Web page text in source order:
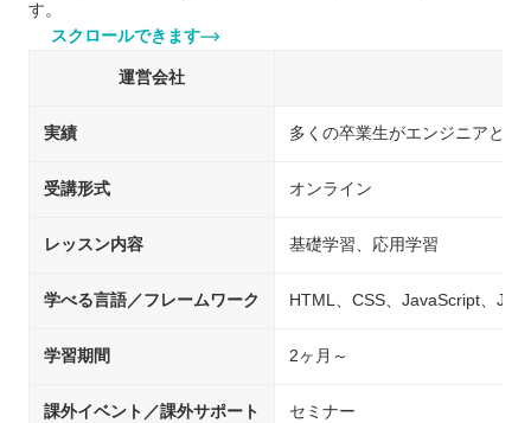
す。
スクロールできます
運営会社
実績 多くの卒業生がエンジニアとし
受講形式 オンライン
レッスン内容 基礎学習、応用学習
学べる言語／フレームワーク HTML、CSS、JavaScript、
学習期間 2ヶ月～
課外イベント／課外サポート セミナー